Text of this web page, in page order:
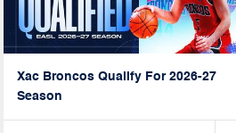
Xac Broncos Qualify For 2026-27
Season